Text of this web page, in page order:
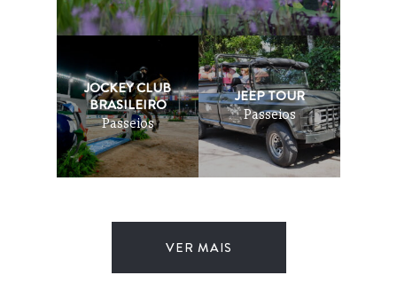
JOCKEY CLUB
BRASILEIRO
Passeios
JEEP TOUR
Passeios
VER MAIS